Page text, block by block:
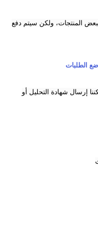
نعم، يمكنك الحصول على عينات مجانية لبعض المنتجات، ولكن سيتم دفع
يمكنك الحصول على بعض العينات، أو يمكننا إرسال شهادة التحليل أو